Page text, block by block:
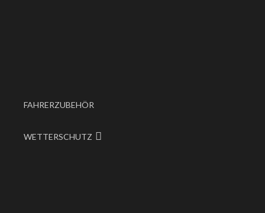
FAHRERZUBEHÖR
WETTERSCHUTZ